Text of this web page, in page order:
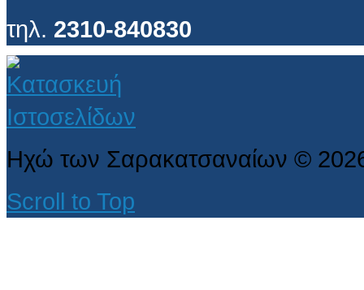
τηλ. 2310-840830
Ηχώ των Σαρακατσαναίων ©
Scroll to Top